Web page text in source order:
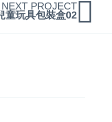
NEXT PROJECT
童玩具包裝盒02